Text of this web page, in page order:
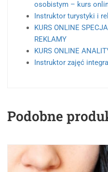
osobistym – kurs
Instruktor turystyki i
KURS ONLINE
REKLAMY
KURS ONLINE
Instruktor zajęć
Podobne